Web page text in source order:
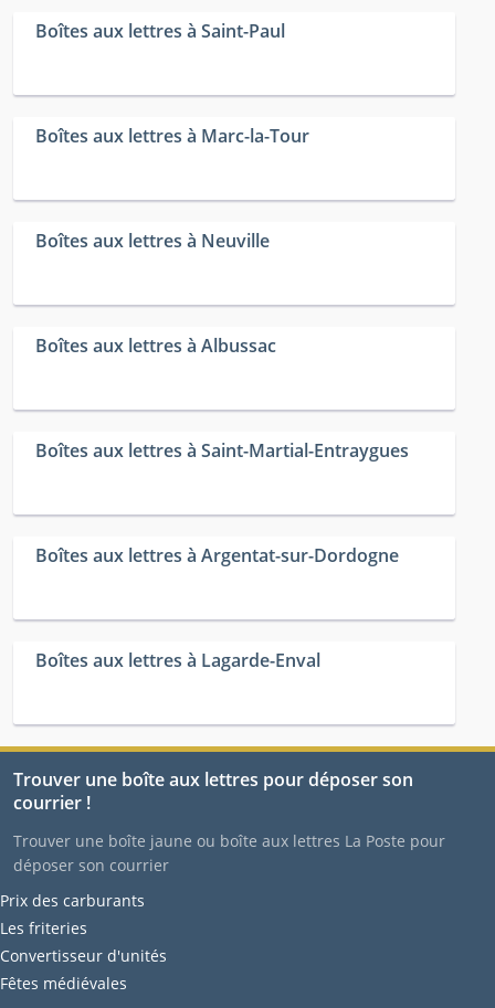
Boîtes aux lettres à Saint-Paul
Boîtes aux lettres à Marc-la-Tour
Boîtes aux lettres à Neuville
Boîtes aux lettres à Albussac
Boîtes aux lettres à Saint-Martial-Entraygues
Boîtes aux lettres à Argentat-sur-Dordogne
Boîtes aux lettres à Lagarde-Enval
Trouver une boîte aux lettres pour déposer son
courrier !
Trouver une boîte jaune ou boîte aux lettres La Poste pour
déposer son courrier
Prix des carburants
Les friteries
Convertisseur d'unités
Fêtes médiévales